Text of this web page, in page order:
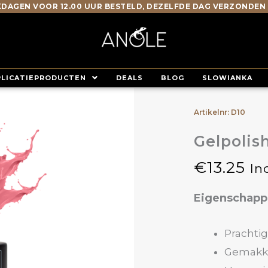
VOOR 12.00 UUR BESTELD, DEZELFDE DAG VERZONDEN
DEALS BLOG SLOWIANKA
Artikelnr: D10
€13.25